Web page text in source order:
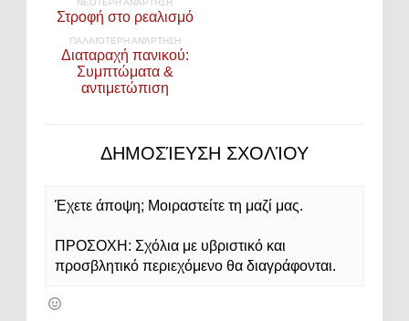
ΝΕΌΤΕΡΗ ΑΝΆΡΤΗΣΗ
Στροφή στο ρεαλισμό
ΠΑΛΑΙΌΤΕΡΗ ΑΝΆΡΤΗΣΗ
Διαταραχή πανικού:
Συμπτώματα &
αντιμετώπιση
ΔΗΜΟΣΊΕΥΣΗ ΣΧΟΛΊΟΥ
Έχετε άποψη; Μοιραστείτε τη μαζί μας.
ΠΡΟΣΟΧΗ: Σχόλια με υβριστικό και
προσβλητικό περιεχόμενο θα διαγράφονται.